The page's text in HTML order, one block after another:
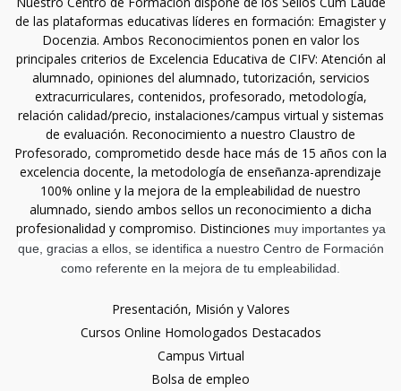
de las plataformas educativas líderes en formación: Emagister y
Docenzia. Ambos Reconocimientos ponen en valor los
principales criterios de Excelencia Educativa de CIFV: Atención al
alumnado, opiniones del alumnado, tutorización, servicios
extracurriculares, contenidos, profesorado, metodología,
relación calidad/precio, instalaciones/campus virtual y sistemas
de evaluación. Reconocimiento a nuestro Claustro de
Profesorado, comprometido desde hace más de 15 años con la
excelencia docente, la metodología de enseñanza-aprendizaje
100% online y la mejora de la empleabilidad de nuestro
alumnado, siendo ambos sellos un reconocimiento a dicha
profesionalidad y compromiso. Distinciones muy importantes ya
que, gracias a ellos, se identifica a nuestro Centro de Formación
como referente en la mejora de tu empleabilidad.
Presentación, Misión y Valores
Cursos Online Homologados Destacados
Campus Virtual
Bolsa de empleo